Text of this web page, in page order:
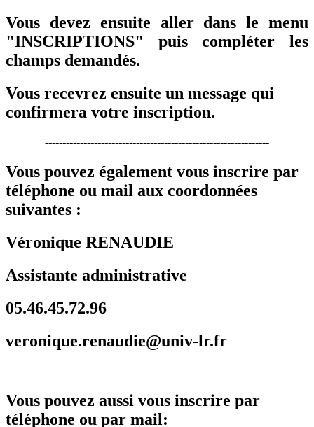
Vous devez ensuite aller dans le menu
"INSCRIPTIONS" puis compléter les
champs demandés.
Vous recevrez ensuite un message qui
confirmera votre inscription.
----------------------------------------------------------------
Vous pouvez également vous inscrire par
téléphone ou mail aux coordonnées
suivantes :
Véronique RENAUDIE
Assistante administrative
05.46.45.72.96
veronique.renaudie@univ-lr.fr
Vous pouvez aussi vous inscrire par
téléphone ou par mail: